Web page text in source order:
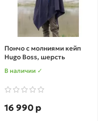
Пончо с молниями кейп
Hugo Boss, шерсть
В наличии ✓
16 990 р